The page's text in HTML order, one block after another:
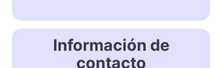
Información de
contacto